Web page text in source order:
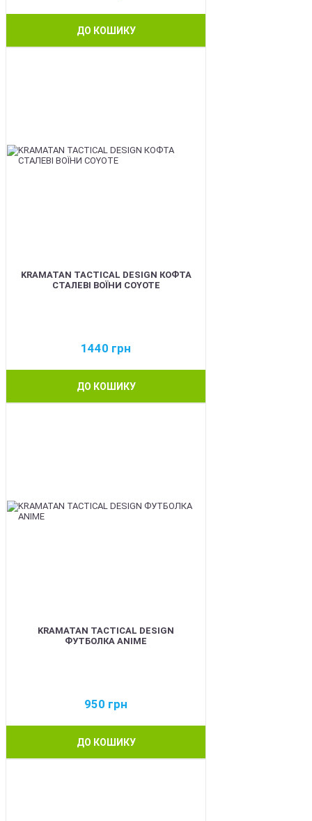
ДО КОШИКУ
KRAMATAN TACTICAL DESIGN КОФТА
СТАЛЕВІ ВОЇНИ COYOTE
1440 грн
ДО КОШИКУ
KRAMATAN TACTICAL DESIGN
ФУТБОЛКА ANIME
950 грн
ДО КОШИКУ